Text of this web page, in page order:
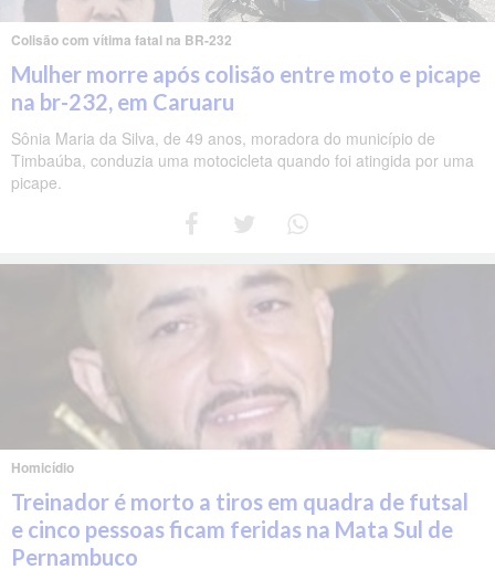
Colisão com vítima fatal na BR-232
Mulher morre após colisão entre moto e picape
na br-232, em Caruaru
Sônia Maria da Silva, de 49 anos, moradora do município de
Timbaúba, conduzia uma motocicleta quando foi atingida por uma
picape.
Homicídio
Treinador é morto a tiros em quadra de futsal
e cinco pessoas ficam feridas na Mata Sul de
Pernambuco